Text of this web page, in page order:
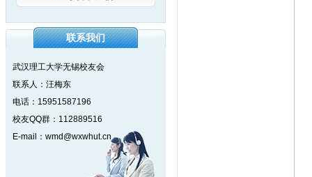
联系我们
武汉理工大学无锡校友会
联系人：汪梅东
电话：15951587196
校友QQ群：112889516
E-mail：wmd@wxwhut.cn